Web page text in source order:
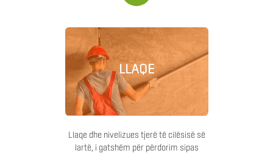
LLAQE
Llaqe dhe nivelizues tjerë të cilësisë së
lartë, i gatshëm për përdorim sipas